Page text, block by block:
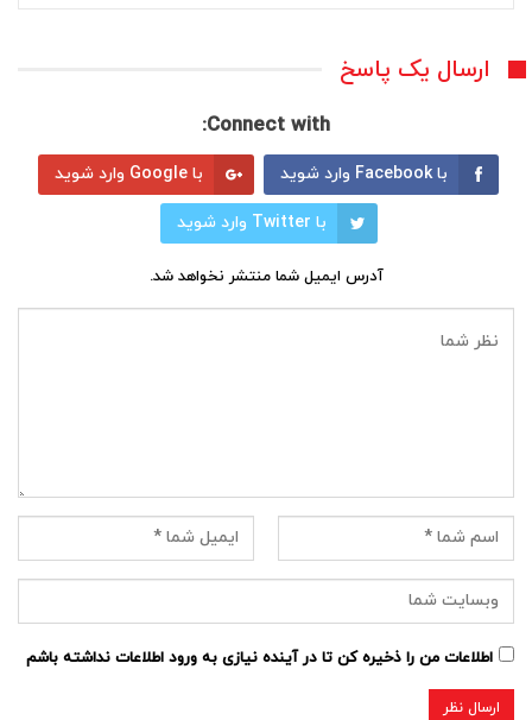
ارسال یک پاسخ
Connect with:
با Facebook وارد شوید با Google وارد شوید
با Twitter وارد شوید
آدرس ایمیل شما منتشر نخواهد شد.
اطلاعات من را ذخیره کن تا در آینده نیازی به ورود اطلاعات نداشته باشم